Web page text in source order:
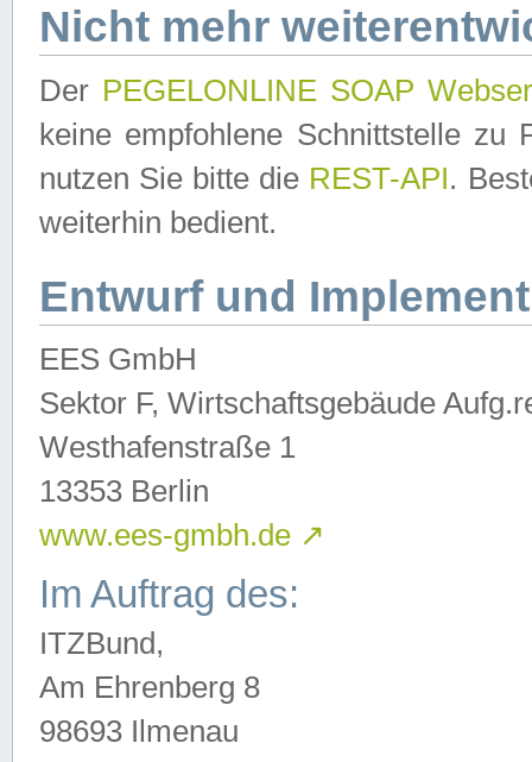
Nicht mehr
Der PEGELONLINE SOAP
keine empfohlene Schnittstelle zu
nutzen Sie bitte die REST-API.
weiterhin bedient.
Entwurf und
EES GmbH
Sektor F, Wirtschaftsgebäude
Westhafenstraße 1
13353 Berlin
www.ees-gmbh.de ↗
Im Auftrag des:
ITZBund,
Am Ehrenberg 8
98693 Ilmenau